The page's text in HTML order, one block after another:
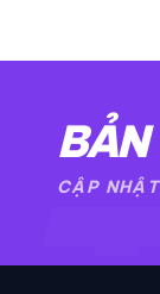
BẢN
CẬP